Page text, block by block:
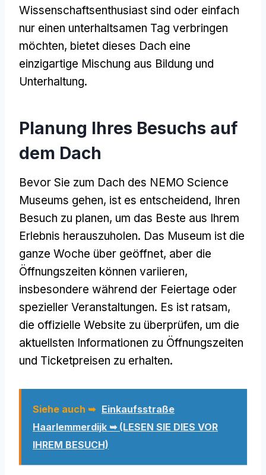
Wissenschaftsenthusiast sind oder einfach
nur einen unterhaltsamen Tag verbringen
möchten, bietet dieses Dach eine
einzigartige Mischung aus Bildung und
Unterhaltung.
Planung Ihres Besuchs auf
dem Dach
Bevor Sie zum Dach des NEMO Science
Museums gehen, ist es entscheidend, Ihren
Besuch zu planen, um das Beste aus Ihrem
Erlebnis herauszuholen. Das Museum ist die
ganze Woche über geöffnet, aber die
Öffnungszeiten können variieren,
insbesondere während der Feiertage oder
spezieller Veranstaltungen. Es ist ratsam,
die offizielle Website zu überprüfen, um die
aktuellsten Informationen zu Öffnungszeiten
und Ticketpreisen zu erhalten.
Siehe auch ➥ Einkaufsstraße
Haarlemmerdijk ➥ (LESEN SIE DIES VOR
IHREM BESUCH)